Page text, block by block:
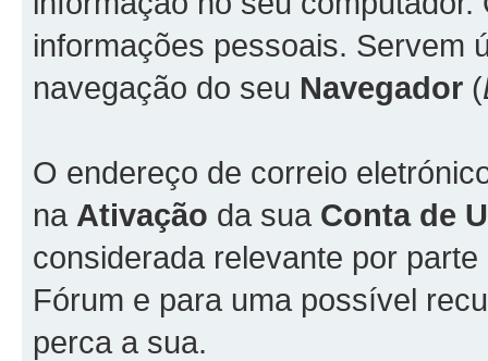
informações pessoais. Servem
navegação do seu Navegador (
O endereço de correio
na Ativação da sua Conta de
considerada relevante por
Fórum e para uma possível
perca a sua.